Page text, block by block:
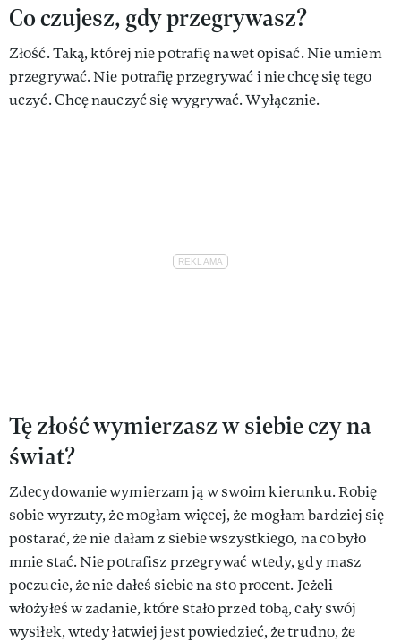
Co czujesz, gdy przegrywasz?
Złość. Taką, której nie potrafię nawet opisać. Nie umiem
przegrywać. Nie potrafię przegrywać i nie chcę się tego
uczyć. Chcę nauczyć się wygrywać. Wyłącznie.
Tę złość wymierzasz w siebie czy na
świat?
Zdecydowanie wymierzam ją w swoim kierunku. Robię
sobie wyrzuty, że mogłam więcej, że mogłam bardziej się
postarać, że nie dałam z siebie wszystkiego, na co było
mnie stać. Nie potrafisz przegrywać wtedy, gdy masz
poczucie, że nie dałeś siebie na sto procent. Jeżeli
włożyłeś w zadanie, które stało przed tobą, cały swój
wysiłek, wtedy łatwiej jest powiedzieć, że trudno, że